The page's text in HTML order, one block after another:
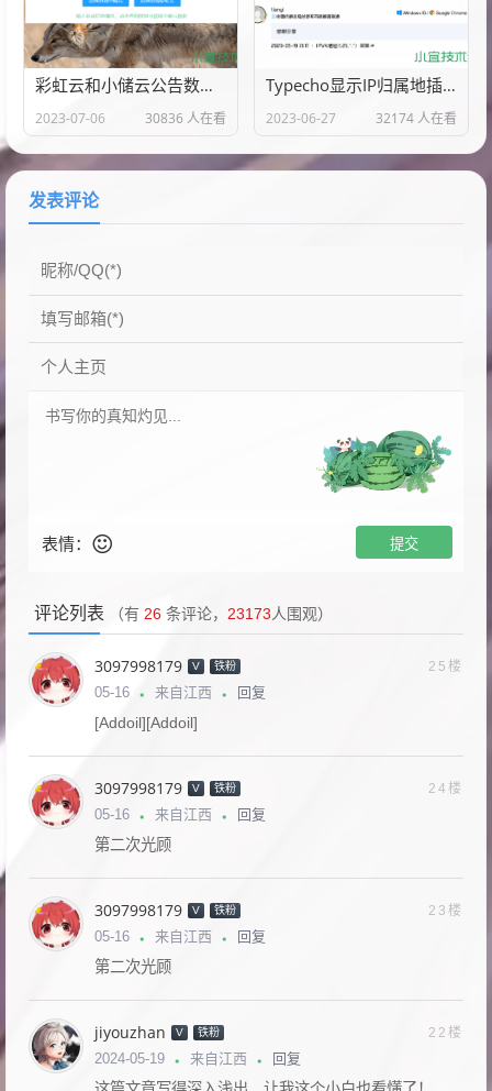
彩虹云和小储云公告数据查询网PHP源代码
2023-07-06 30836 人在看
Typecho显示IP归属地插件
2023-06-27 32174 人在看
发表评论
表情：
评论列表 （有 26 条评论， 23173人围观）
3097998179 V 铁粉 25楼
05-16 来自江西 回复
[Addoil][Addoil]
3097998179 V 铁粉 24楼
05-16 来自江西 回复
第二次光顾
3097998179 V 铁粉 23楼
05-16 来自江西 回复
第二次光顾
jiyouzhan V 铁粉 22楼
2024-05-19 来自江西 回复